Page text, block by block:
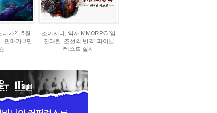
티카2', 5월
판매가 3만
조이시티, 역사 MMORPG '임
진왜란: 조선의 반격' 파이널
테스트 실시